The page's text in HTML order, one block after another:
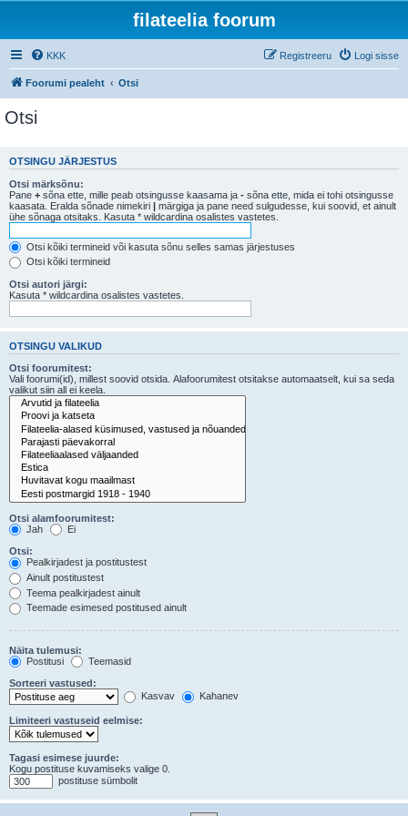
filateelia foorum
KKK Logi sisse
Registreeru
Foorumi pealeht Otsi
Otsi
OTSINGU JÄRJESTUS
Otsi märksõnu:
Pane + sõna ette, mille peab otsingusse kaasama ja - sõna ette, mida ei tohi otsingusse
kaasata. Eralda sõnade nimekiri | märgiga ja pane need sulgudesse, kui soovid, et ainult
ühe sõnaga otsitaks. Kasuta * wildcardina osalistes vastetes.
Otsi kõiki termineid või kasuta sõnu selles samas järjestuses
Otsi kõiki termineid
Otsi autori järgi:
Kasuta * wildcardina osalistes vastetes.
OTSINGU VALIKUD
Otsi foorumitest:
Vali foorumi(id), millest soovid otsida. Alafoorumitest otsitakse automaatselt, kui sa seda
valikut siin all ei keela.
Otsi alamfoorumitest:
Jah
Ei
Otsi:
Pealkirjadest ja postitustest
Ainult postitustest
Teema pealkirjadest ainult
Teemade esimesed postitused ainult
Näita tulemusi:
Postitusi
Teemasid
Sorteeri vastused:
Kasvav
Kahanev
Limiteeri vastuseid eelmise:
Tagasi esimese juurde:
Kogu postituse kuvamiseks valige 0.
postituse sümbolit